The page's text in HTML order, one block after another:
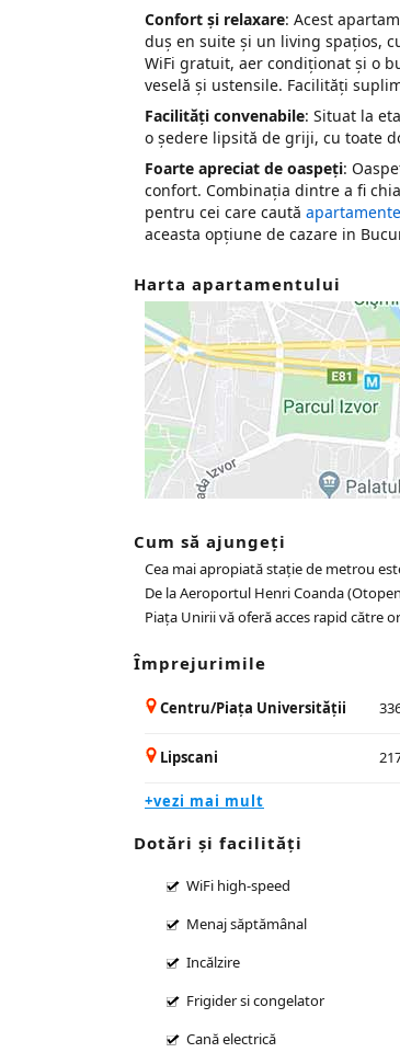
Confort și relaxare: Acest
duș en suite și un living spațios,
WiFi gratuit, aer condiționat și o
veselă și ustensile. Facilități
Facilități convenabile: Situat la
o ședere lipsită de griji, cu toate
Foarte apreciat de oaspeți:
confort. Combinația dintre a fi
pentru cei care caută
aceasta opțiune de cazare in
Harta apartamentului
Cum să ajungeți
Cea mai apropiată stație de metrou
De la Aeroportul Henri Coanda
Piața Unirii vă oferă acces rapid către
Împrejurimile
Centru/Piața Universității
Lipscani
+vezi mai mult
Dotări și facilităţi
WiFi high-speed
Menaj săptămânal
Incălzire
Frigider si congelator
Cană electrică